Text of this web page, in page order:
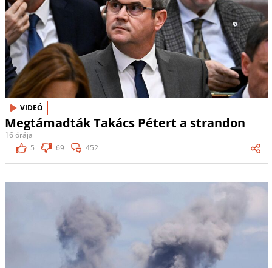
VIDEÓ
Megtámadták Takács Pétert a strandon
16 órája
5
69 452